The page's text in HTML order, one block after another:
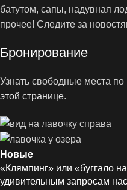
батутом, сапы, надувная
прочее! Следите за
Бронирование
Узнать свободные места
этой странице.
Новые
«Клямпинг» или «буггало
удивительным запросам